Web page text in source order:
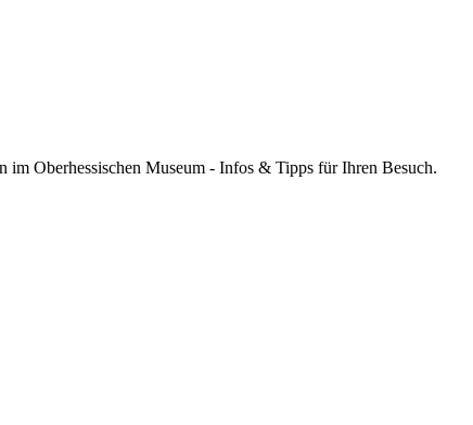
Oberhessischen Museum - Infos & Tipps für Ihren Besuch.